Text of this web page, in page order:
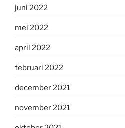
juni 2022
mei 2022
april 2022
februari 2022
december 2021
november 2021